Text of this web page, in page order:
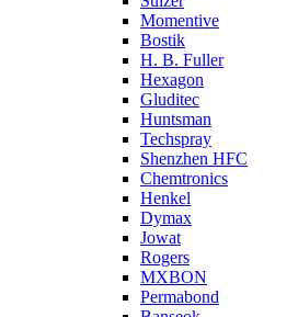
Momentive
Bostik
H. B. Fuller
Hexagon
Gluditec
Huntsman
Techspray
Shenzhen HFC
Chemtronics
Henkel
Dymax
Jowat
Rogers
MXBON
Permabond